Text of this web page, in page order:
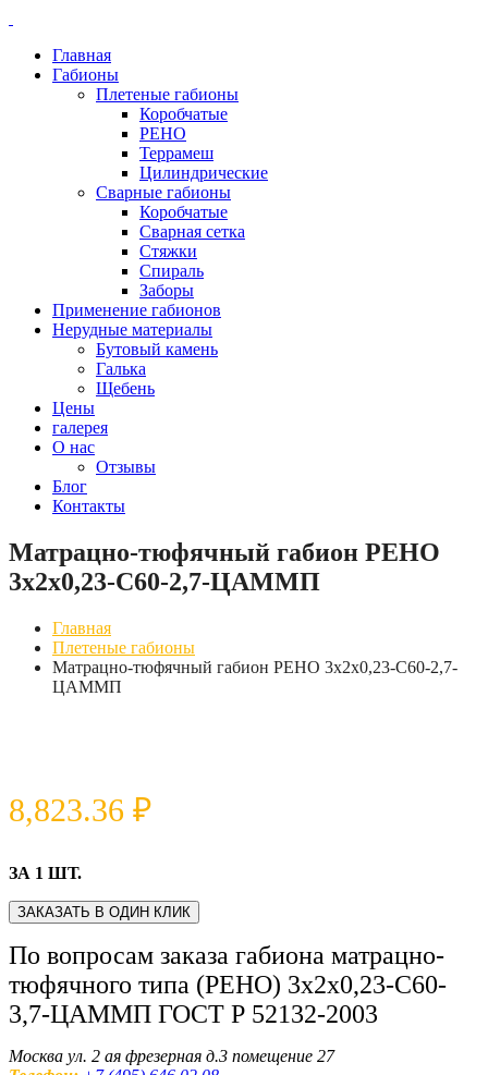
Главная
Габионы
Плетеные габионы
Коробчатые
РЕНО
Террамеш
Цилиндрические
Сварные габионы
Коробчатые
Сварная сетка
Стяжки
Спираль
Заборы
Применение габионов
Нерудные материалы
Бутовый камень
Галька
Щебень
Цены
галерея
О нас
Отзывы
Блог
Контакты
Матрацно-тюфячный габион РЕНО
3х2х0,23-С60-2,7-ЦАММП
Главная
Плетеные габионы
Матрацно-тюфячный габион РЕНО 3х2х0,23-С60-2,7-
ЦАММП
8,823.36 ₽
ЗА 1 ШТ.
ЗАКАЗАТЬ В ОДИН КЛИК
По вопросам заказа габиона матрацно-
тюфячного типа (РЕНО) 3х2х0,23-С60-
3,7-ЦАММП ГОСТ Р 52132-2003
Москва ул. 2 ая фрезерная д.3 помещение 27